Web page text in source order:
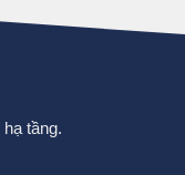
tầng.